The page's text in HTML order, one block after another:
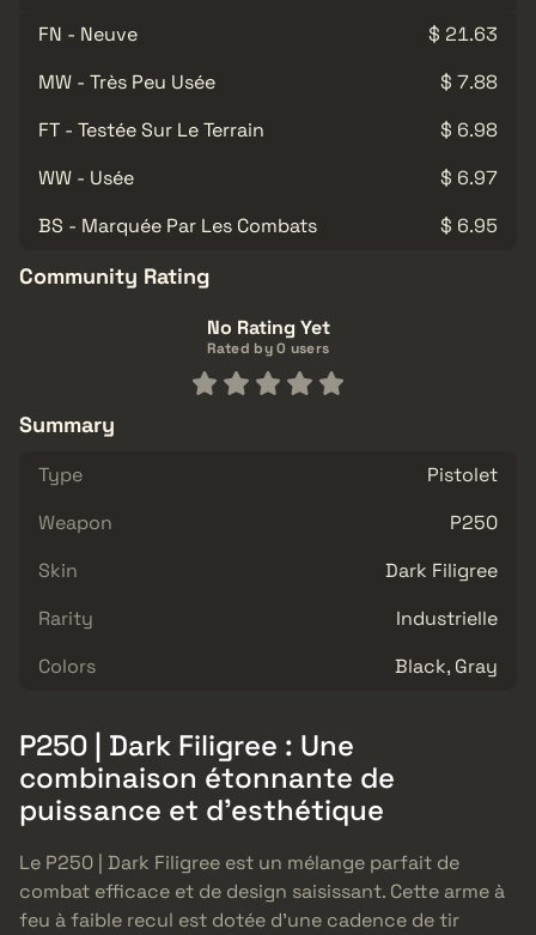
FN - Neuve
$ 21.63
MW - Très Peu Usée
$ 7.88
FT - Testée Sur Le Terrain
$ 6.98
WW - Usée
$ 6.97
BS - Marquée Par Les Combats
$ 6.95
Community Rating
No Rating Yet
Rated by 0 users
Summary
Type
Pistolet
Weapon
P250
Skin
Dark Filigree
Rarity
Industrielle
Colors
Black, Gray
P250 | Dark Filigree : Une
combinaison étonnante de
puissance et d’esthétique
Le P250 | Dark Filigree est un mélange parfait de
combat efficace et de design saisissant. Cette arme à
feu à faible recul est dotée d’une cadence de tir